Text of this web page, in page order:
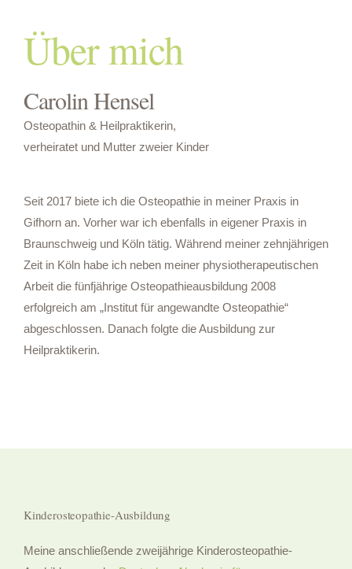
Über mich
Carolin Hensel
Osteopathin & Heilpraktikerin,
verheiratet und Mutter zweier Kinder
Seit 2017 biete ich die Osteopathie in meiner Praxis in
Gifhorn an. Vorher war ich ebenfalls in eigener Praxis in
Braunschweig und Köln tätig. Während meiner zehnjährigen
Zeit in Köln habe ich neben meiner physiotherapeutischen
Arbeit die fünfjährige Osteopathieausbildung 2008
erfolgreich am „Institut für angewandte Osteopathie“
abgeschlossen. Danach folgte die Ausbildung zur
Heilpraktikerin.
Kinderosteopathie-Ausbildung
Meine anschließende zweijährige Kinderosteopathie-